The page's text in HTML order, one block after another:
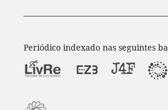
Periódico indexado nas seguintes